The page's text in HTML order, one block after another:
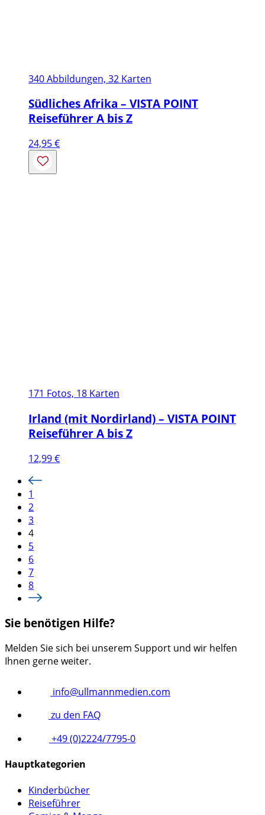
340 Abbildungen, 32 Karten
Südliches Afrika – VISTA POINT
Reiseführer A bis Z
24,95€
171 Fotos, 18 Karten
Irland (mit Nordirland) – VISTA POINT
Reiseführer A bis Z
12,99€
1
2
3
4
5
6
7
8
Sie benötigen Hilfe?
Melden Sie sich bei unserem Support und wir helfen
Ihnen gerne weiter.
info@ullmannmedien.com
zu den FAQ
+49 (0)2224/7795-0
Hauptkategorien
Kinderbücher
Reiseführer